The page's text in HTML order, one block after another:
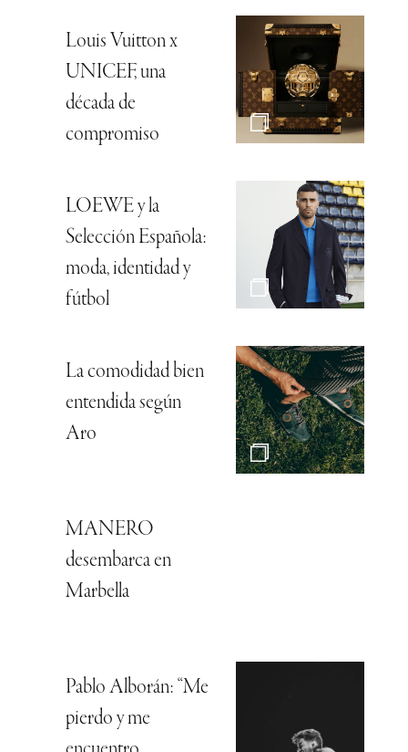
Louis Vuitton x
UNICEF, una
década de
compromiso
LOEWE y la
Selección Española:
moda, identidad y
fútbol
La comodidad bien
entendida según
Aro
MANERO
desembarca en
Marbella
Pablo Alborán: “Me
pierdo y me